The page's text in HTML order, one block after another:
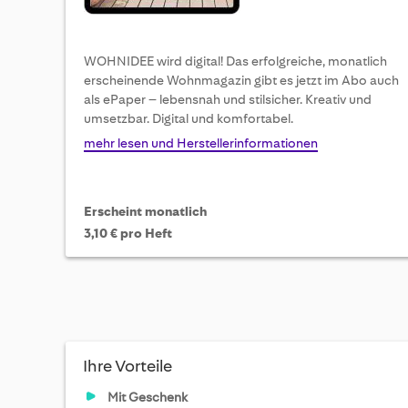
WOHNIDEE wird digital! Das erfolgreiche, monatlich
erscheinende Wohnmagazin gibt es jetzt im Abo auch
als ePaper – lebensnah und stilsicher. Kreativ und
umsetzbar. Digital und komfortabel.
mehr lesen und Herstellerinformationen
Erscheint monatlich
3,10 € pro Heft
Ihre Vorteile
Mit Geschenk